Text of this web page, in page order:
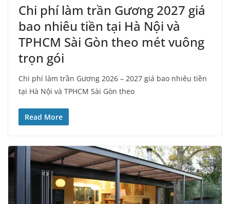
Chi phí làm trần Gương 2027 giá
bao nhiêu tiền tại Hà Nội và
TPHCM Sài Gòn theo mét vuông
trọn gói
Chi phí làm trần Gương 2026 – 2027 giá bao nhiêu tiền
tại Hà Nội và TPHCM Sài Gòn theo
Read More